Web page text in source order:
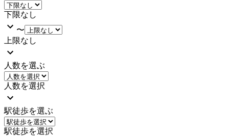
下限なし
〜
上限なし
人数を選ぶ
人数を選択
駅徒歩を選ぶ
駅徒歩を選択